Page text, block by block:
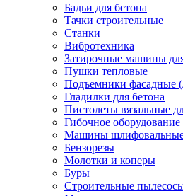
Бадьи для бетона
Тачки строительные
Станки
Вибротехника
Затирочные машины
Пушки тепловые
Подъемники фасадные
Гладилки для бетона
Пистолеты вязальные
Гибочное оборудование
Машины шлифовальные
Бензорезы
Молотки и коперы
Буры
Строительные